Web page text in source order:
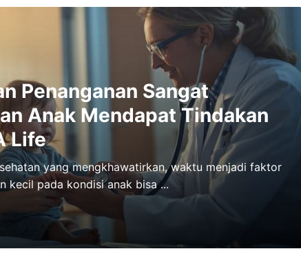
Penanganan Sangat
Anak Mendapat Tindakan
Life
yang mengkhawatirkan, waktu menjadi faktor
kecil pada kondisi anak bisa ...